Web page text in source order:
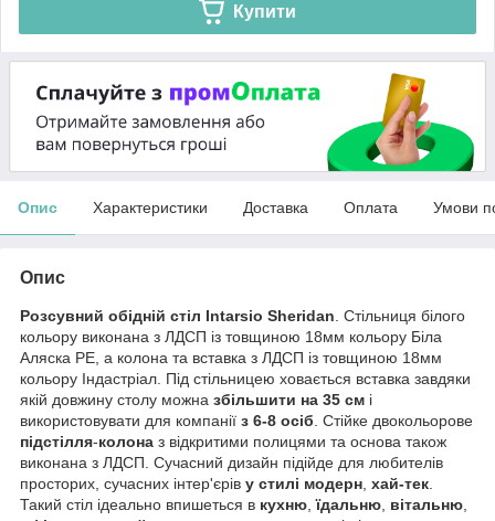
Купити
Опис Характеристики Доставка Оплата Умови
Опис
Розсувний обідній стіл Intarsio Sheridan. Стільниця білого
кольору виконана з ЛДСП із товщиною 18мм кольору Біла
Аляска РЕ, а колона та вставка з ЛДСП із товщиною 18мм
кольору Індастріал. Під стільницею ховається вставка завдяки
якій довжину столу можна збільшити на 35 см і
використовувати для компанії з 6-8 осіб. Стійке двокольорове
підстілля-колона з відкритими полицями та основа також
виконана з ЛДСП. Сучасний дизайн підійде для любителів
просторих, сучасних інтер'єрів у стилі модерн, хай-тек.
Такий стіл ідеально впишеться в кухню,їдальню, вітальню,